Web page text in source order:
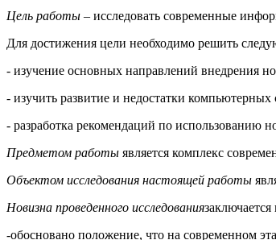
Цель работы – исследовать современные
Для достижения цели необходимо решить
- изучение основных направлений внедрения
- изучить развитие и недостатки
- разработка рекомендаций по использованию
Предметом работы является комплекс
Объектом исследования настоящей работы
Новизна проведенного исследования
-обосновано положение, что на современном